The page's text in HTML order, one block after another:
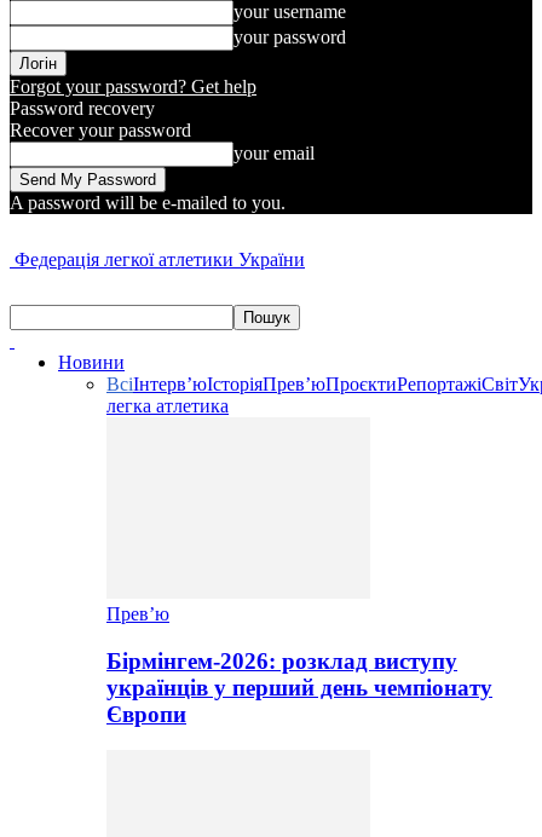
your username
your password
Forgot your password? Get help
Password recovery
Recover your password
your email
A password will be e-mailed to you.
Федерація легкої атлетики України
Новини
ВсіІнтерв’юІсторіяПрев’юПроєктиРепортажіСвіт
легка атлетика
Прев’ю
Бірмінгем-2026: розклад виступу
українців у перший день чемпіонату
Європи